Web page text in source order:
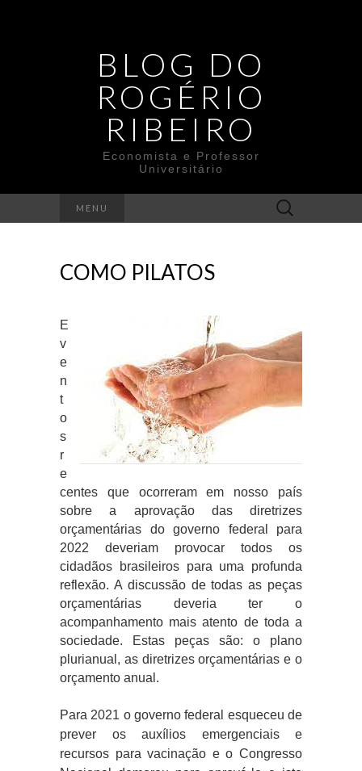
BLOG DO
ROGÉRIO
RIBEIRO
Economista e Professor
Universitário
MENU
Search
for:
COMO PILATOS
E
v
e
n
t
o
s
r
e
centes que ocorreram em nosso país
sobre a aprovação das diretrizes
orçamentárias do governo federal para
2022 deveriam provocar todos os
cidadãos brasileiros para uma profunda
reflexão. A discussão de todas as peças
orçamentárias deveria ter o
acompanhamento mais atento de toda a
sociedade. Estas peças são: o plano
plurianual, as diretrizes orçamentárias e o
orçamento anual.
Para 2021 o governo federal esqueceu de
prever os auxílios emergenciais e
recursos para vacinação e o Congresso